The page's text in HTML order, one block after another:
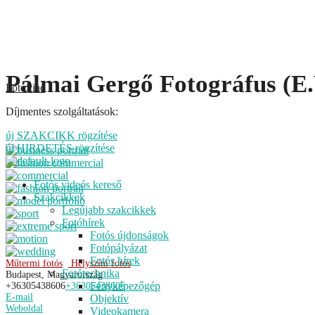
Kilépés
aFotóPiac
Díjmentes szolgáltatások:
új SZAKCIKK rögzítése
új HIRDETÉS rögzítése
Menu Fotós videós kereső
Szakcikkek
Legújabb szakcikkek
Fotóhírek
Fotós újdonságok
Fotópályázat
Fotós hírek
Fotótechnika
Fényképezőgép
Objektív
Videokamera
Pálmai Gergő Fotográfus
Műtermi fotós
Helyszíni fotós
Budapest, Magyarország
+36305438606+36305438606
E-mail
Weboldal